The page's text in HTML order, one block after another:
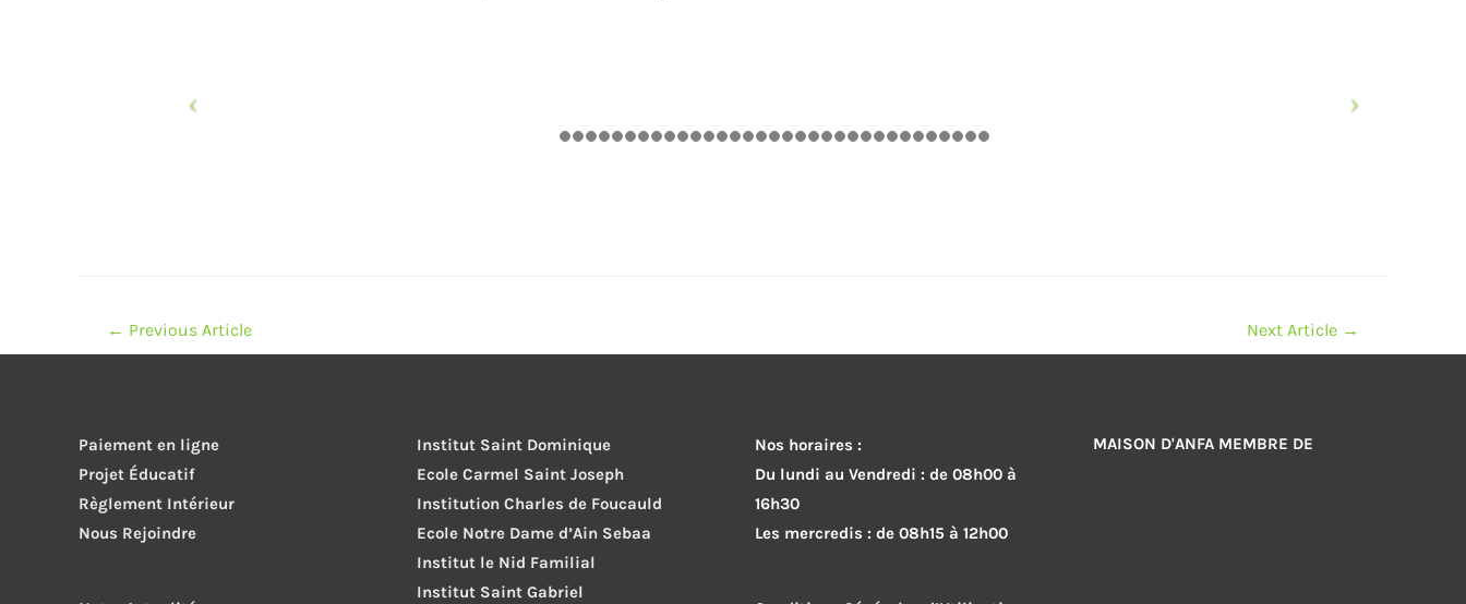
Navigation
← Previous Article Next Article →
Paiement en ligne
Projet Éducatif
Règlement Intérieur
Nous Rejoindre
Institut Saint Dominique
Ecole Carmel Saint Joseph
Institution Charles de Foucauld
Ecole Notre Dame d’Ain Sebaa
Institut le Nid Familial
Institut Saint Gabriel
Nos horaires :
Du lundi au Vendredi : de 08h00 à
16h30
Les mercredis : de 08h15 à 12h00
MAISON D'ANFA MEMBRE DE